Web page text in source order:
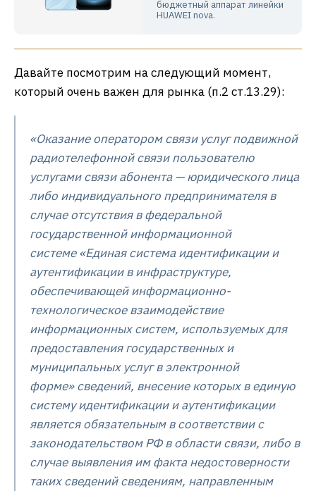
бюджетный аппарат линейки
HUAWEI nova.
Давайте посмотрим на следующий момент,
который очень важен для рынка (п.2 ст.13.29):
«Оказание оператором связи услуг подвижной
радиотелефонной связи пользователю
услугами связи абонента — юридического лица
либо индивидуального предпринимателя в
случае отсутствия в федеральной
государственной информационной
системе «Единая система идентификации и
аутентификации в инфраструктуре,
обеспечивающей информационно-
технологическое взаимодействие
информационных систем, используемых для
предоставления государственных и
муниципальных услуг в электронной
форме» сведений, внесение которых в единую
систему идентификации и аутентификации
является обязательным в соответствии с
законодательством РФ в области связи, либо в
случае выявления им факта недостоверности
таких сведений сведениям, направленным